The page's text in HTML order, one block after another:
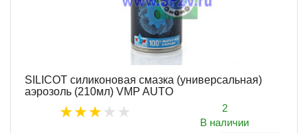
SILICOT силиконовая смазка (универсальная)
аэрозоль (210мл) VMP AUTO
2
В наличии